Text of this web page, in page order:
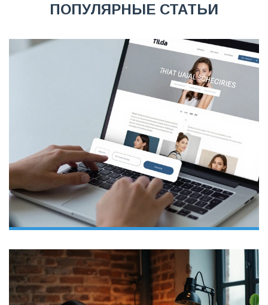
ПОПУЛЯРНЫЕ СТАТЬИ